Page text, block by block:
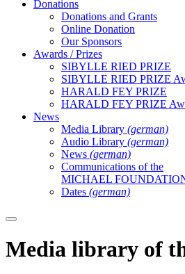
Donations
Donations and Grants
Online Donation
Our Sponsors
Awards / Prizes
SIBYLLE RIED PRIZE
SIBYLLE RIED PRIZE
HARALD FEY PRIZE
HARALD FEY PRIZE
News
Media Library (german)
Audio Library (german)
News (german)
Communications of the
MICHAEL
Dates (german)
Media library of